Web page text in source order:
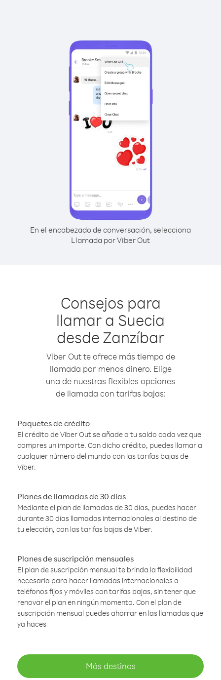
En el encabezado de conversación, selecciona
Llamada por Viber Out
Consejos para
llamar a Suecia
desde Zanzíbar
Viber Out te ofrece más tiempo de
llamada por menos dinero. Elige
una de nuestras flexibles opciones
de llamada con tarifas bajas:
Paquetes de crédito
El crédito de Viber Out se añade a tu saldo cada vez que
compres un importe. Con dicho crédito, puedes llamar a
cualquier número del mundo con las tarifas bajas de
Viber.
Planes de llamadas de 30 días
Mediante el plan de llamadas de 30 días, puedes hacer
durante 30 días llamadas internacionales al destino de
tu elección, con las tarifas bajas de Viber.
Planes de suscripción mensuales
El plan de suscripción mensual te brinda la flexibilidad
necesaria para hacer llamadas internacionales a
teléfonos fijos y móviles con tarifas bajas, sin tener que
renovar el plan en ningún momento. Con el plan de
suscripción mensual puedes ahorrar en las llamadas que
ya haces
Más destinos